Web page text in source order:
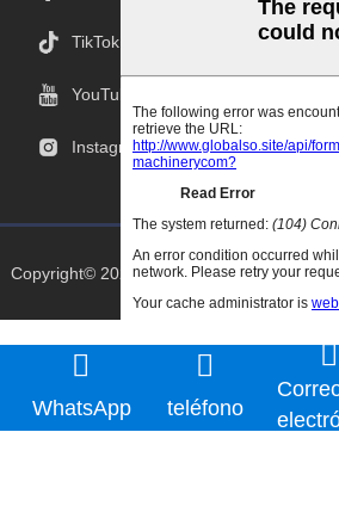
TikTok
YouTube
Instagram
Copyright© 2025 Goodao.Cn Todos Los
WhatsApp teléfono